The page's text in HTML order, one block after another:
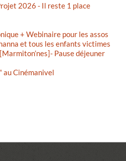
2026 - Il reste 1 place
+ Webinaire pour les assos
et tous les enfants victimes
Pause déjeuner
au Cinémanivel